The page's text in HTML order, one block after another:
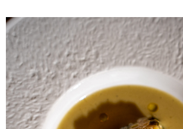
NOTÍCIES ALBERT